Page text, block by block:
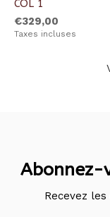
COL 1
€329,00
Taxes incluses
Recevez